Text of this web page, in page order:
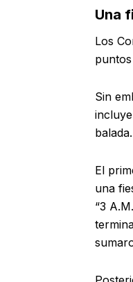
Una
Los
Sin
balada.
El
una
“3